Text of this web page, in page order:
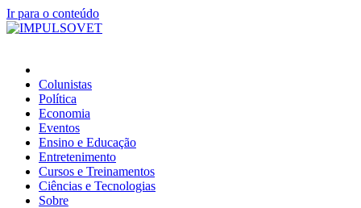
Ir para o conteúdo
Colunistas
Política
Economia
Eventos
Ensino e Educação
Entretenimento
Cursos e Treinamentos
Ciências e Tecnologias
Sobre